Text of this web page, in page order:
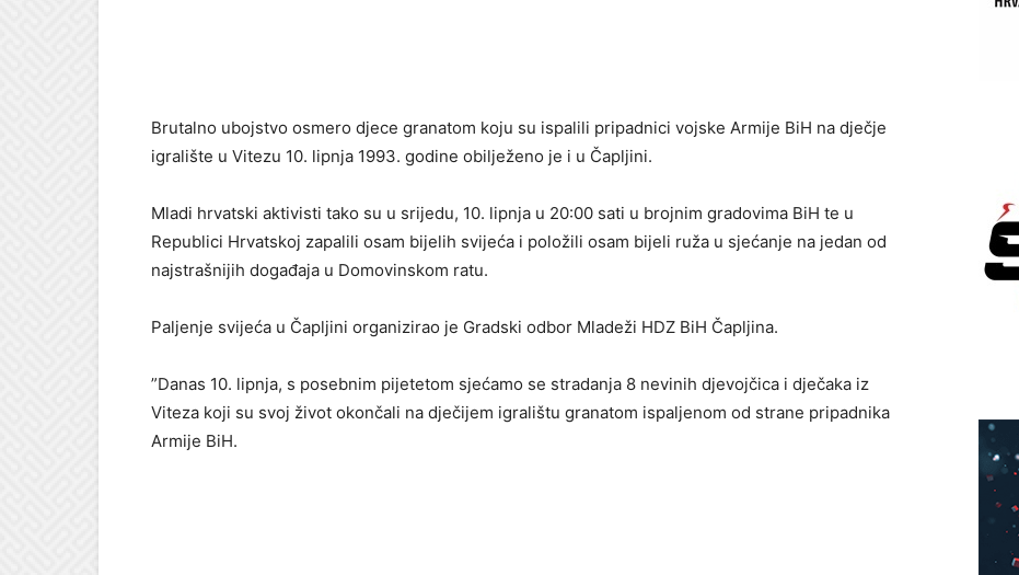
Brutalno ubojstvo osmero djece granatom koju su ispalili pripadnici vojske Armije BiH na dječje
igralište u Vitezu 10. lipnja 1993. godine obilježeno je i u Čapljini.
Mladi hrvatski aktivisti tako su u srijedu, 10. lipnja u 20:00 sati u brojnim gradovima BiH te u
Republici Hrvatskoj zapalili osam bijelih svijeća i položili osam bijeli ruža u sjećanje na jedan od
najstrašnijih događaja u Domovinskom ratu.
Paljenje svijeća u Čapljini organizirao je Gradski odbor Mladeži HDZ BiH Čapljina.
”Danas 10. lipnja, s posebnim pijetetom sjećamo se stradanja 8 nevinih djevojčica i dječaka iz
Viteza koji su svoj život okončali na dječijem igralištu granatom ispaljenom od strane pripadnika
Armije BiH.